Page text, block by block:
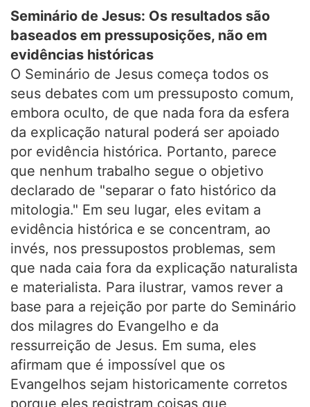
Seminário de Jesus: Os resultados são
baseados em pressuposições, não em
evidências históricas
O Seminário de Jesus começa todos os
seus debates com um pressuposto comum,
embora oculto, de que nada fora da esfera
da explicação natural poderá ser apoiado
por evidência histórica. Portanto, parece
que nenhum trabalho segue o objetivo
declarado de "separar o fato histórico da
mitologia." Em seu lugar, eles evitam a
evidência histórica e se concentram, ao
invés, nos pressupostos problemas, sem
que nada caia fora da explicação naturalista
e materialista. Para ilustrar, vamos rever a
base para a rejeição por parte do Seminário
dos milagres do Evangelho e da
ressurreição de Jesus. Em suma, eles
afirmam que é impossível que os
Evangelhos sejam historicamente corretos
porque eles registram coisas que